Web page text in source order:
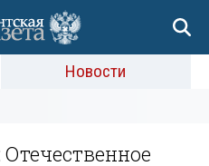
Новости